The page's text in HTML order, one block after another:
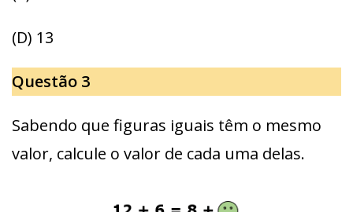
(D) 13
Questão 3
Sabendo que figuras iguais têm o mesmo
valor, calcule o valor de cada uma delas.